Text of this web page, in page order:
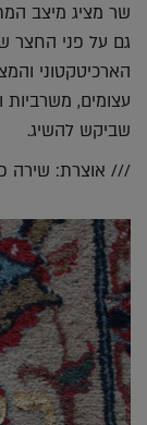
שר מציג מיצב
גם על פני החצר
הארכיטקטוני
עצומים,
שביקש להשיג.
/// אוצרת: שירה פרידמן. עד: 22/